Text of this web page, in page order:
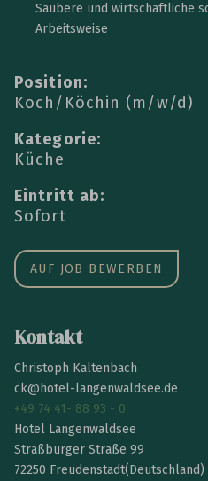
Saubere und wirtschaftliche
Arbeitsweise
Position
Koch/Köchin (m/w/d)
Kategorie
Küche
Eintritt ab
Sofort
AUF JOB BEWERBEN
Kontakt
Christoph Kaltenbach
ck@hotel-langenwaldsee.de
+49 74 41- 88 93 - 0
Hotel Langenwaldsee
Straßburger Straße 99
72250 Freudenstadt(Deutschland)